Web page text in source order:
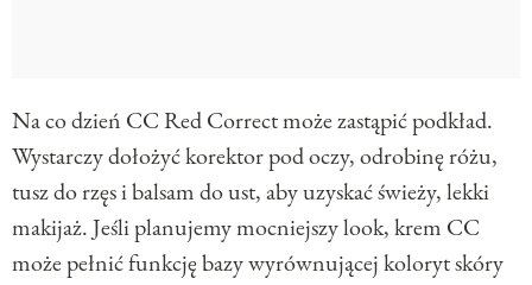
Na co dzień CC Red Correct może zastąpić podkład.
Wystarczy dołożyć korektor pod oczy, odrobinę różu,
tusz do rzęs i balsam do ust, aby uzyskać świeży, lekki
makijaż. Jeśli planujemy mocniejszy look, krem CC
może pełnić funkcję bazy wyrównującej koloryt skóry